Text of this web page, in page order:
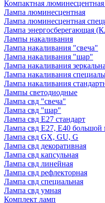
Компактная
Лампа люминесцентная
Лампа люминесцентная
Лампа энергосберегающая
Лампы накаливания
Лампа накаливания "свеча"
Лампа накаливания "шар"
Лампа накаливания
Лампа накаливания
Лампа накаливания
Лампы светодиодные
Лампа свд "свеча"
Лампа свд "шар"
Лампа свд E27 стандарт
Лампа свд E27, Е40 большой
Лампа свд GX, GU, G
Лампа свд декоративная
Лампа свд капсульная
Лампа свд линейная
Лампа свд рефлекторная
Лампа свд специальная
Лампа свд умная
Комплект ламп